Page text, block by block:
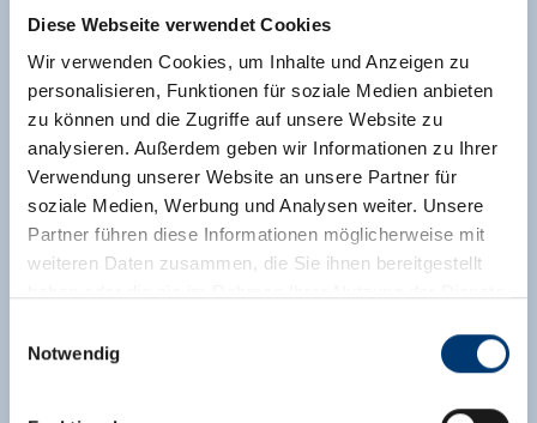
Diese Webseite verwendet Cookies
Wir verwenden Cookies, um Inhalte und Anzeigen zu
personalisieren, Funktionen für soziale Medien anbieten
zu können und die Zugriffe auf unsere Website zu
analysieren. Außerdem geben wir Informationen zu Ihrer
Verwendung unserer Website an unsere Partner für
soziale Medien, Werbung und Analysen weiter. Unsere
Partner führen diese Informationen möglicherweise mit
weiteren Daten zusammen, die Sie ihnen bereitgestellt
Notwendig